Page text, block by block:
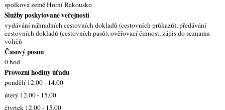
spolková země Horní Rakousko
Služby poskytované veřejnosti
vydávání náhradních cestovních dokladů (cestovních průkazů), předávání
cestovních dokladů (cestovních pasů), ověřovací činnost, zápis do seznamu
voličů
Časový posun
0 hod
Provozní hodiny úřadu
pondělí 12.00 - 14.00
úterý 12.00 - 15.00
čtvrtek 12.00 - 15.00